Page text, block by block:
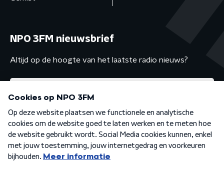
NPO 3FM nieuwsbrief
Altijd op de hoogte van het laatste radio nieuws?
Algemene voorwaarden Privacybeleid